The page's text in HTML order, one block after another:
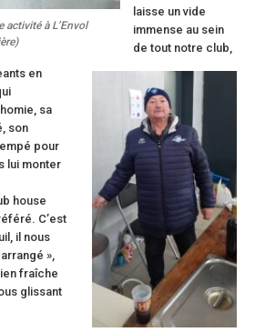
activité à L’Envol
laisse un vide
immense au sein
de tout notre club,
en
sa
son
pour
lui monter
house
C’est
il nous
»,
fraîche
glissant